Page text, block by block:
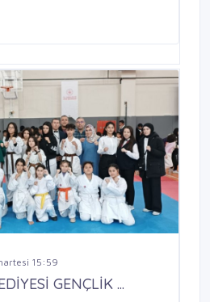
15:59
GENÇLİK ...